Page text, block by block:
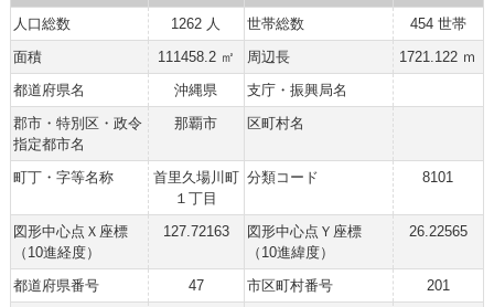
人口総数
1262 人 世帯総数
454 世帯
面積
111458.2 ㎡ 周辺長
1721.122 ｍ
都道府県名
沖縄県
支庁・振興局名
郡市・特別区・政令
指定都市名
那覇市 区町村名
町丁・字等名称
首里久場川町
１丁目
分類コード 8101
図形中心点Ｘ座標
（10進経度）
127.72163
図形中心点Ｙ座標
（10進緯度）
26.22565
都道府県番号 47 市区町村番号 201